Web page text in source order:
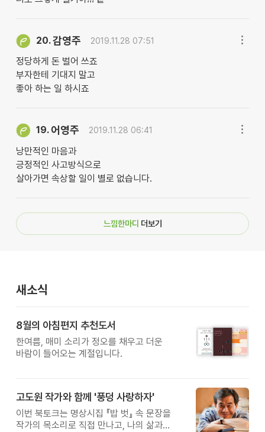
20.감영주 2019.11.28 07:51
정당하게 돈 벌어 쓰죠
부자한테 기대지 말고
좋아 하는 일 하시죠
19. 어영주 2019.11.28 06:41
낭만적인 마음과
긍정적인 사고방식으로
살아가면 속상할 일이 별로 없습니다.
느낌한마디 더보기
새소식
8월의 아침편지 추천도서
한여름, 매미 소리가 정오를 채우고 더운
바람이 들어오는 계절입니다.
고도원 작가와 함께 '풍덩 사랑하자'
이번 북토크는 명상시집 『밥 벗』 속 문장을
작가의 목소리로 직접 만나고, 나의 삶과